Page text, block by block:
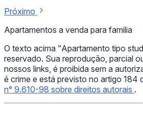
Próximo
Apartamentos a venda para familia
O texto acima "Apartamento tipo
reservado. Sua reprodução, parcial
nossos links, é proibida sem a
é crime e está previsto no artigo 184
n° 9.610-98 sobre direitos autorais .